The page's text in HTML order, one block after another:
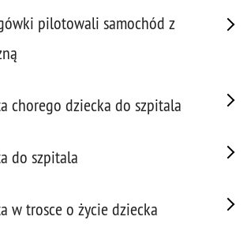
pilotowali samochód z
chorego dziecka do szpitala
do szpitala
w trosce o życie dziecka